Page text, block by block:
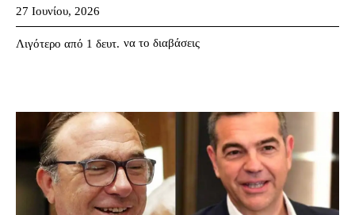
27 Ιουνίου, 2026
Λιγότερο από 1 δευτ. να το διαβάσεις